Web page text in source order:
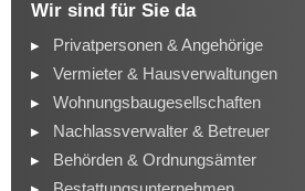
Wir sind für Sie da
Privatpersonen & Angehörige
Vermieter & Hausverwaltungen
Wohnungsbaugesellschaften
Nachlassverwalter & Betreuer
Behörden & Ordnungsämter